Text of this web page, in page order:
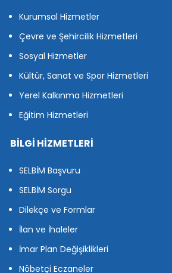
Kurumsal Hizmetler
Çevre ve Şehircilik Hizmetleri
Sosyal Hizmetler
Kültür, Sanat ve Spor Hizmetleri
Yerel Kalkınma Hizmetleri
Eğitim Hizmetleri
BİLGİ HİZMETLERİ
SELBİM Başvuru
SELBİM Sorgu
Dilekçe ve Formlar
İlan ve İhaleler
İmar Plan Değişiklikleri
Nöbetçi Eczaneler